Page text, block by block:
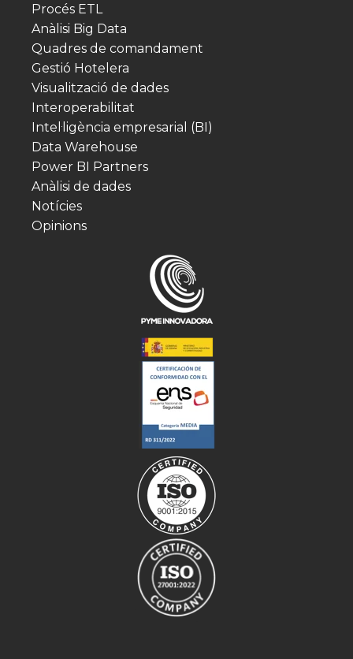
Procés ETL
Anàlisi Big Data
Quadres de comandament
Gestió Hotelera
Visualització de dades
Interoperabilitat
Intel·ligència empresarial (BI)
Data Warehouse
Power BI Partners
Anàlisi de dades
Notícies
Opinions